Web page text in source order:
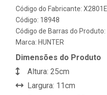
Código do Fabricante: X2801EI
Código: 18948
Código de Barras do
Marca: HUNTER
Dimensões do Produto
Altura: 25cm
Largura: 11cm